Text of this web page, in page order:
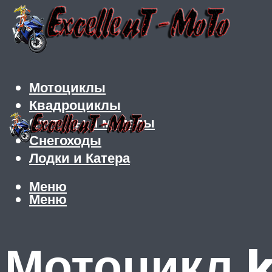
Мотоциклы
Квадроциклы
Скутеры и мопеды
Снегоходы
Лодки и Катера
Меню
Меню